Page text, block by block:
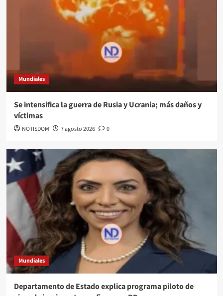
Mundiales
Se intensifica la guerra de Rusia y Ucrania; más daños y
víctimas
NOTISDOM 7 agosto 2026 0
Mundiales
Departamento de Estado explica programa piloto de